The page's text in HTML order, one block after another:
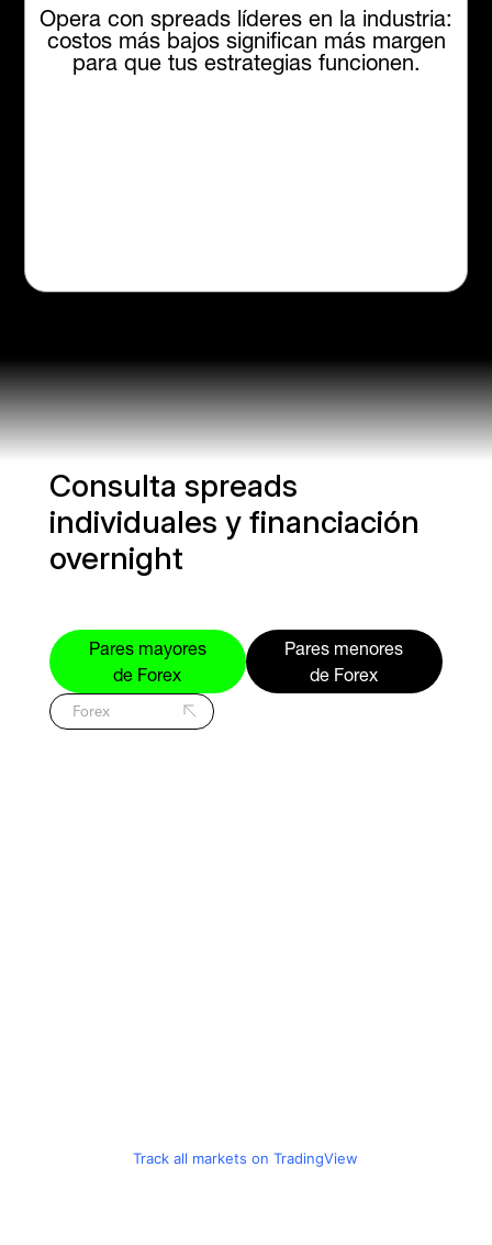
Opera con spreads líderes en la industria:
costos más bajossignifican más margen
para que tus estrategias funcionen.
Consulta spreads
individuales y financiación
overnight
Pares mayores
de Forex
Pares menores
de Forex
Track all markets on TradingView